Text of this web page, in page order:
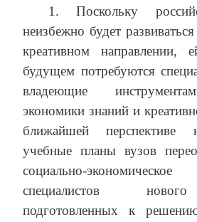
1. Поскольку
неизбежно будет
креативном
будущем потребуются
владеющие
экономики знаний и
ближайшей перспективе
учебные планы вузов
социально-
специалистов
подготовленных к